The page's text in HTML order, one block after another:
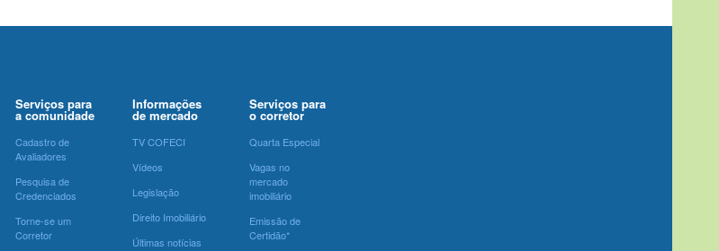
Serviços para
a comunidade
Cadastro de
Avaliadores
Pesquisa de
Credenciados
Torne-se um
Corretor
Informações
de mercado
TV COFECI
Vídeos
Legislação
Direito Imobiliário
Últimas notícias
Serviços para
o corretor
Quarta Especial
Vagas no
mercado
imobiliário
Emissão de
Certidão*